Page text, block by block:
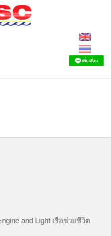
and Light เรือช่วยชีวิต